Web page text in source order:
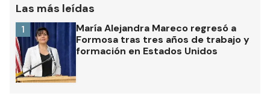
Las más leídas
María Alejandra Mareco regresó a
Formosa tras tres años de trabajo y
formación en Estados Unidos
1